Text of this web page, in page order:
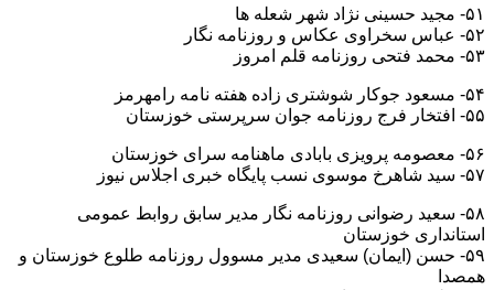
۵۱- مجید حسینی نژاد شهر شعله ها
۵۲- عباس سخراوی عکاس و روزنامه نگار
۵۳- محمد فتحی روزنامه قلم امروز
۵۴- مسعود جوکار شوشتری زاده هفته نامه رامهرمز
۵۵- افتخار فرج روزنامه جوان سرپرستی خوزستان
۵۶- معصومه پرویزی بابادی ماهنامه سرای خوزستان
۵۷- سید شاهرخ موسوی نسب پایگاه خبری اجلاس نیوز
۵۸- سعید رضوانی روزنامه نگار مدیر سابق روابط عمومی
استانداری خوزستان
۵۹- حسن (ایمان) سعیدی مدیر مسوول روزنامه طلوع خوزستان و
همصدا